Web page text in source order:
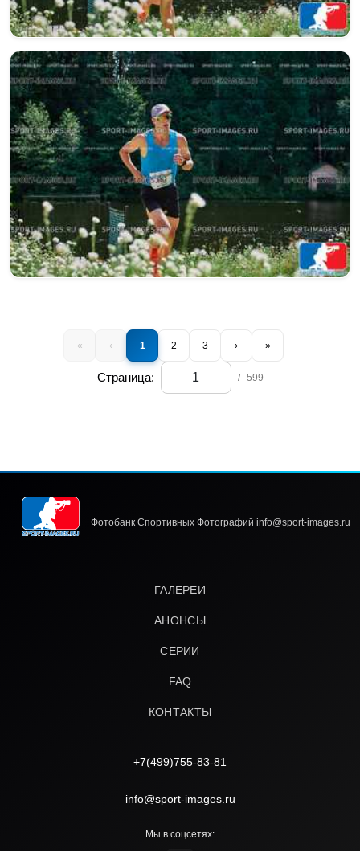
« ‹ 1 2 3 › »
Страница: / 599
Фотобанк Спортивных Фотографий info@sport-images.ru
ГАЛЕРЕИ
АНОНСЫ
СЕРИИ
FAQ
КОНТАКТЫ
+7(499)755-83-81
info@sport-images.ru
Мы в соцсетях: